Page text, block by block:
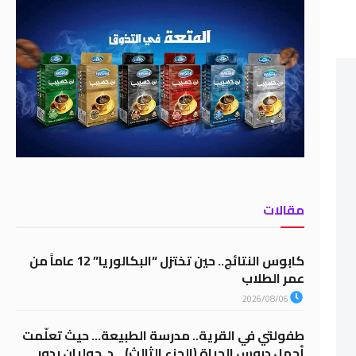
مقالات
كابوس النتائج.. حين تختزل “البكالوريا” 12 عاماً من
عمر الطلاب
2026/08/06
طفولتي في القرية.. مدرسة الطبيعة… حيث تعلّمت